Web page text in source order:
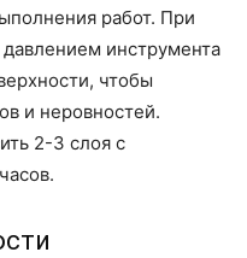
работ. При
инструмента
чтобы
и неровностей.
2-3 слоя с